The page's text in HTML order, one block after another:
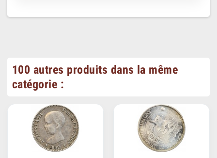
100 autres produits dans la même
catégorie :